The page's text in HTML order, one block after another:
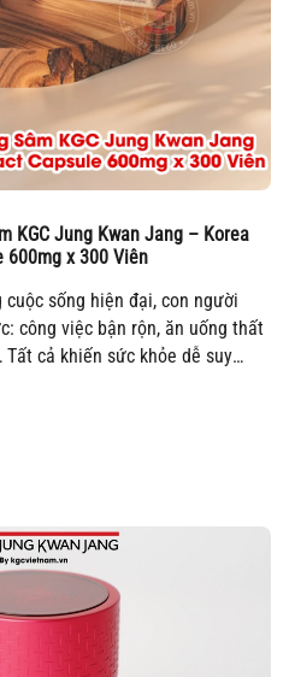
KGC Jung Kwan Jang – Korea
600mg x 300 Viên
sống hiện đại, con người
công việc bận rộn, ăn uống thất
cả khiến sức khỏe dễ suy